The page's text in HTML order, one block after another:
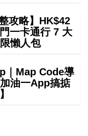
攻略】HK$42
一卡通行 7 大
懶人包
｜Map Code導
油一App搞掂